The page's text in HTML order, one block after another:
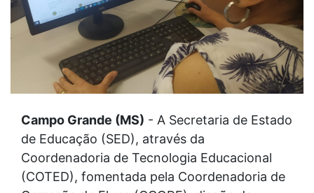
Campo Grande (MS) - A Secretaria de Estado
de Educação (SED), através da
Coordenadoria de Tecnologia Educacional
(COTED), fomentada pela Coordenadoria de